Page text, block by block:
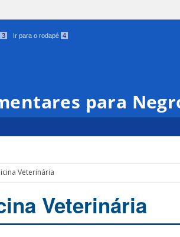
3 Ir para o rodapé 4
para
Veterinária
Veterinária